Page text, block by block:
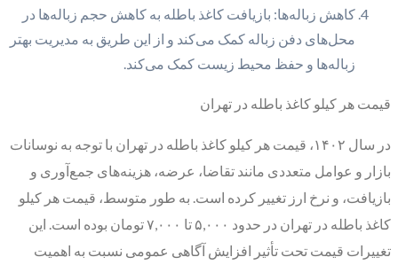
کاهش زباله‌ها: بازیافت کاغذ باطله به کاهش حجم زباله‌ها در
محل‌های دفن زباله کمک می‌کند و از این طریق به مدیریت بهتر
زباله‌ها و حفظ محیط زیست کمک می‌کند.
قیمت هر کیلو کاغذ باطله در تهران
در سال ۱۴۰۲، قیمت هر کیلو کاغذ باطله در تهران با توجه به نوسانات
بازار و عوامل متعددی مانند تقاضا، عرضه، هزینه‌های جمع‌آوری و
بازیافت، و نرخ ارز تغییر کرده است. به طور متوسط، قیمت هر کیلو
کاغذ باطله در تهران در حدود ۵,۰۰۰ تا ۷,۰۰۰ تومان بوده است. این
تغییرات قیمت تحت تأثیر افزایش آگاهی عمومی نسبت به اهمیت